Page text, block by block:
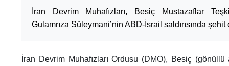
İran Devrim Muhafızları, Besiç Mustazaflar
Gulamrıza Süleymani’nin ABD‑İsrail saldırısında
İran Devrim Muhafızları Ordusu (DMO), Besiç (gönüllü